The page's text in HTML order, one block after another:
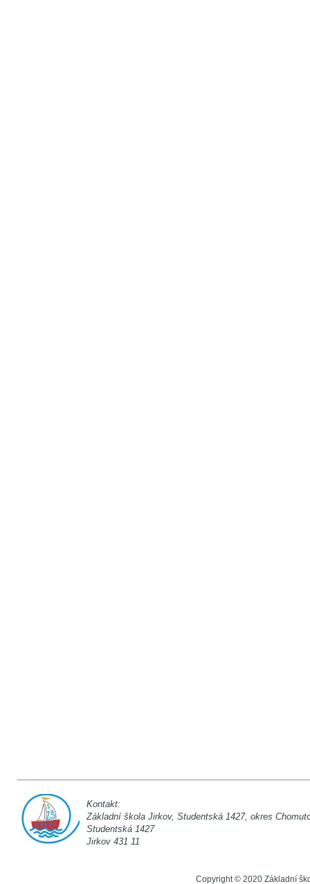
Kontakt:
Základní škola Jirkov, Studentská
Studentská
Jirkov 431 11
Copyright © 2020 Základní